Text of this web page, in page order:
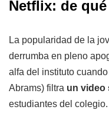
Netflix: de
La popularidad de la
derrumba en pleno
alfa del instituto
Abrams) filtra un video
estudiantes del colegio.